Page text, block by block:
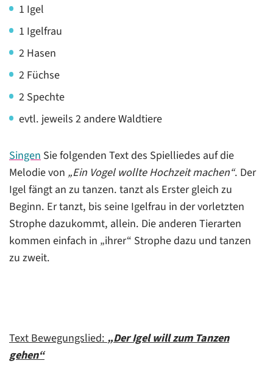
1 Igel
1 Igelfrau
2 Hasen
2 Füchse
2 Spechte
evtl. jeweils 2 andere Waldtiere
Singen Sie folgenden Text des Spielliedes auf die
Melodie von „Ein Vogel wollte Hochzeit machen“. Der
Igel fängt an zu tanzen. tanzt als Erster gleich zu
Beginn. Er tanzt, bis seine Igelfrau in der vorletzten
Strophe dazukommt, allein. Die anderen Tierarten
kommen einfach in „ihrer“ Strophe dazu und tanzen
zu zweit.
Text Bewegungslied: „Der Igel will zum Tanzen
gehen“